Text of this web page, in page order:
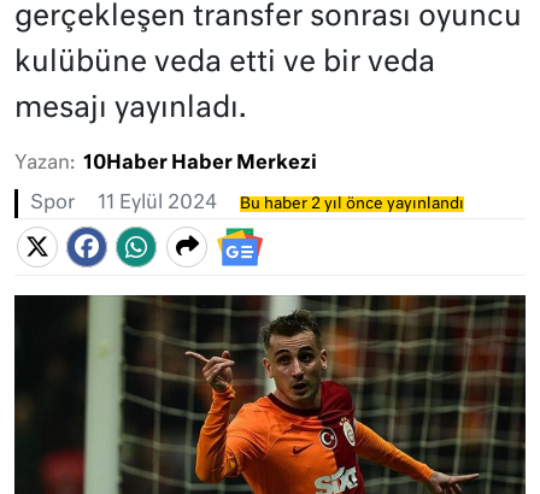
gerçekleşen transfer sonrası oyuncu
kulübüne veda etti ve bir veda
mesajı yayınladı.
Yazan: 10Haber Haber Merkezi
Spor 11 Eylül 2024 Bu haber 2 yıl önce yayınlandı